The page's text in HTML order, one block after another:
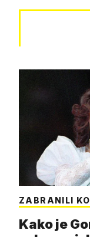
ZABRANILI
Kako je